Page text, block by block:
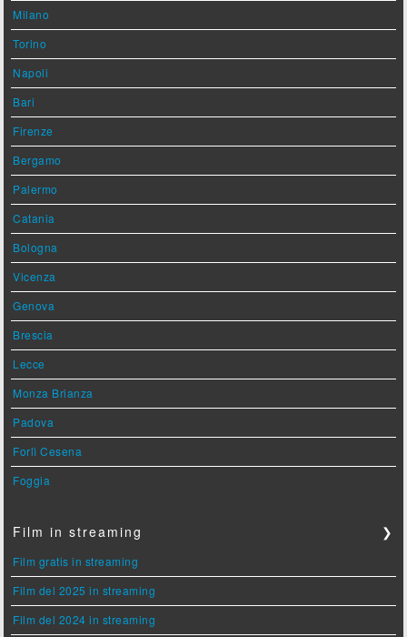
Milano
Torino
Napoli
Bari
Firenze
Bergamo
Palermo
Catania
Bologna
Vicenza
Genova
Brescia
Lecce
Monza Brianza
Padova
Forlì Cesena
Foggia
Film in streaming ❯
Film gratis in streaming
Film del 2025 in streaming
Film del 2024 in streaming